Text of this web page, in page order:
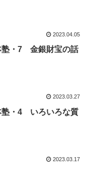
2023.04.05
塾・7 金銀財宝の話
2023.03.27
塾・4 いろいろな質
2023.03.17